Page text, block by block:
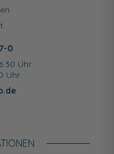
0
Uhr
Uhr